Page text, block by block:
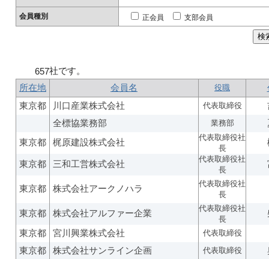
会員種別 正会員 支部会員
657社です。
所在地
会員名 役職
東京都
川口産業株式会社 代表取締役
全標協業務部
業務部
東京都
梶原建設株式会社
代表取締役社
長
東京都 三和工営株式会社
代表取締役社
長
東京都 株式会社アークノハラ
代表取締役社
長
東京都 株式会社アルファー企業
代表取締役社
長
東京都 宮川興業株式会社 代表取締役
東京都 株式会社サンライン企画 代表取締役